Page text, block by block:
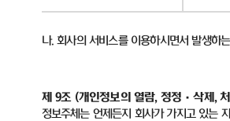
나.회사의 서비스를 이용하시면서 발생하
제 9조 (개인정보의 열람, 정정 ·삭제,
정보주체는 언제든지 회사가 가지고 있는